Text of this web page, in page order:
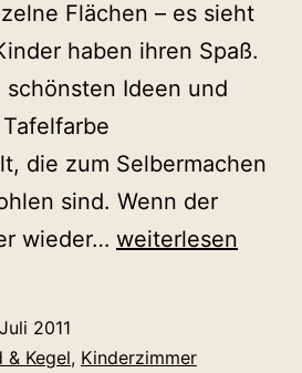
Flächen – es sieht
haben ihren Spaß.
Ideen und
die zum Selbermachen
sind. Wenn der
wieder… Tafelfarbe
Die
weiterlesen
2011
& Kegel, Kinderzimmer